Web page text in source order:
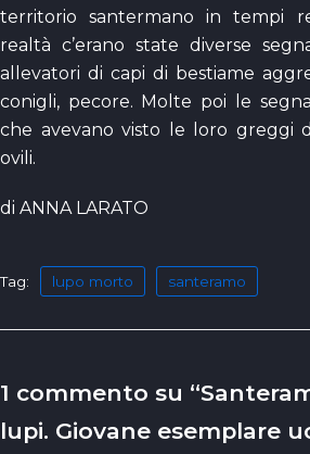
territorio santermano in tempi
realtà c’erano state diverse
allevatori di capi di bestiame
conigli, pecore. Molte poi le
che avevano visto le loro greggi
ovili.
di ANNA LARATO
Tag: lupo morto santeramo
1 commento su
lupi. Giovane esemplare